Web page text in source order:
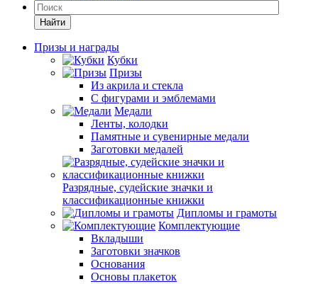
Найти
Призы и награды
Кубки
Призы
Из акрила и стекла
С фигурами и эмблемами
Медали
Ленты, колодки
Памятные и сувенирные медали
Заготовки медалей
Разрядные, судейские значки и
классификационные книжки
Дипломы и грамоты
Комплектующие
Вкладыши
Заготовки значков
Основания
Основы плакеток